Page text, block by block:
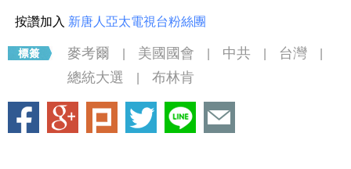
按讚加入 新唐人亞太電視台粉絲團
麥考爾 美國國會 中共 台灣
總統大選 布林肯